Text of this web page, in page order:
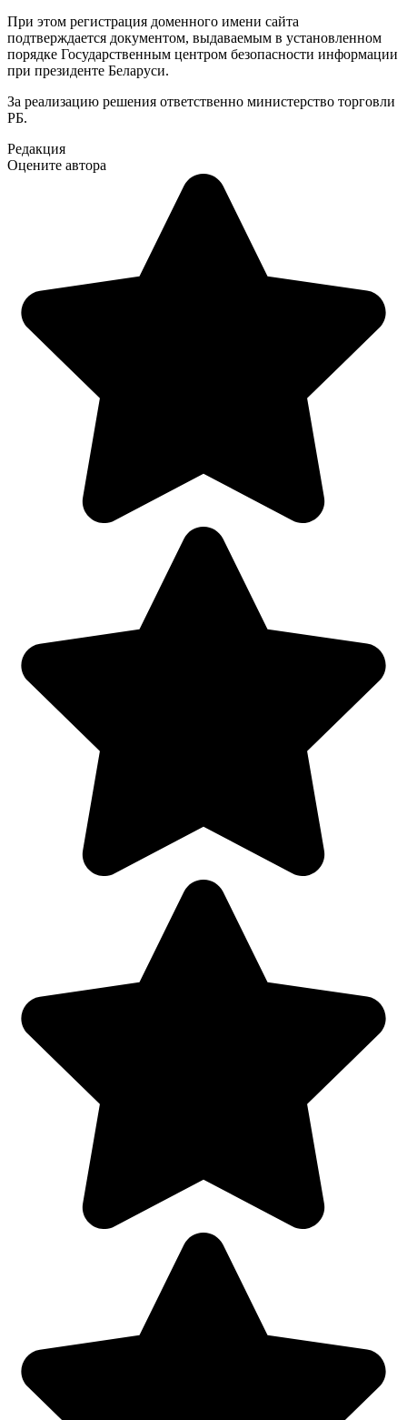
При этом регистрация доменного имени сайта
подтверждается документом, выдаваемым в установленном
порядке Государственным центром безопасности информации
при президенте Беларуси.
За реализацию решения ответственно министерство торговли
РБ.
Редакция
Оцените автора